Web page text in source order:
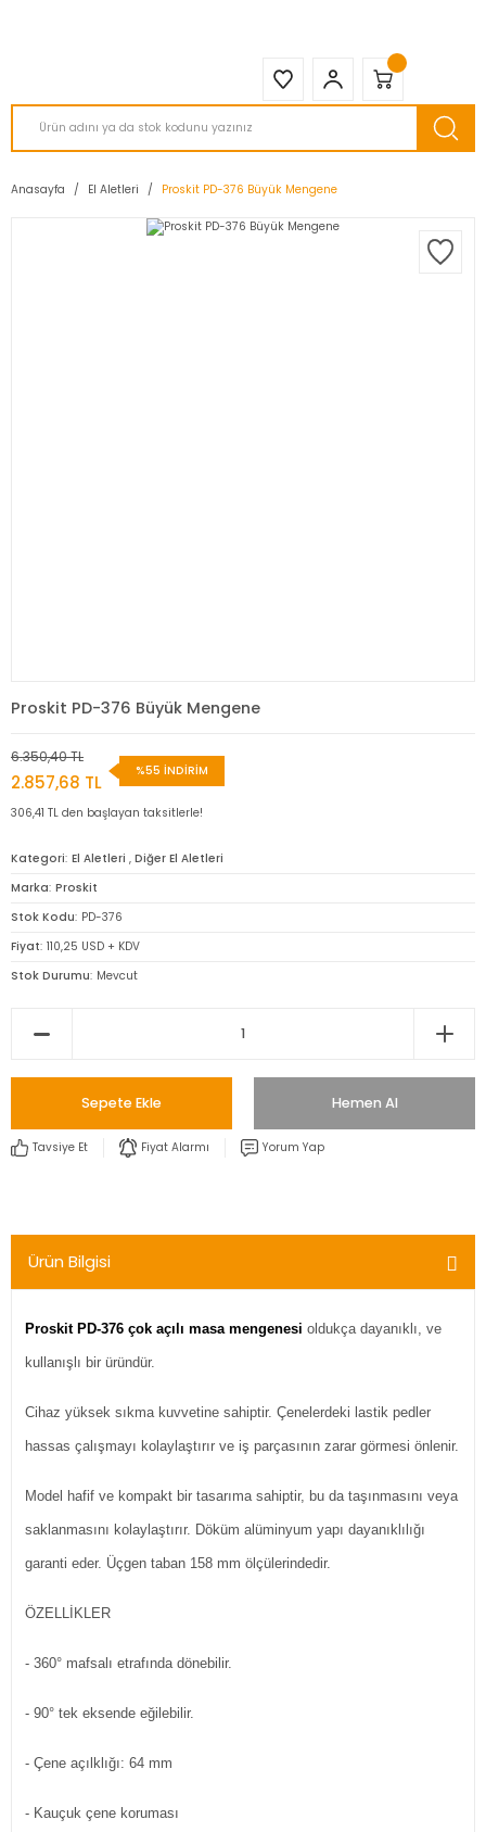
Anasayfa El Aletleri Proskit PD-376 Büyük Mengene
Proskit PD-376 Büyük Mengene
6.350,40 TL
2.857,68 TL
%55 İNDİRİM
306,41 TL den başlayan taksitlerle!
Kategori El Aletleri , Diğer El Aletleri
Marka Proskit
Stok Kodu PD-376
Fiyat 110,25 USD + KDV
Stok Durumu Mevcut
Sepete Ekle Hemen Al
Tavsiye Et Fiyat Alarmı Yorum Yap
Ürün Bilgisi
Proskit PD-376 çok açılı masa mengenesi oldukça dayanıklı, ve
kullanışlı bir üründür.
Cihaz yüksek sıkma kuvvetine sahiptir. Çenelerdeki lastik pedler
hassas çalışmayı kolaylaştırır ve iş parçasının zarar görmesi önlenir.
Model hafif ve kompakt bir tasarıma sahiptir, bu da taşınmasını veya
saklanmasını kolaylaştırır. Döküm alüminyum yapı dayanıklılığı
garanti eder. Üçgen taban 158 mm ölçülerindedir.
ÖZELLİKLER
- 360° mafsalı etrafında dönebilir.
- 90° tek eksende eğilebilir.
- Çene açılklığı: 64 mm
- Kauçuk çene koruması